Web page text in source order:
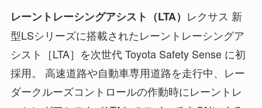
レーントレーシングアシスト（LTA） レクサス 新
型LSシリーズに搭載されたレーントレーシングア
シスト［LTA］を次世代 Toyota Safety Sense に初
採用。 高速道路や自動車専用道路を走行中、レー
ダークルーズコントロールの作動時にレーントレ